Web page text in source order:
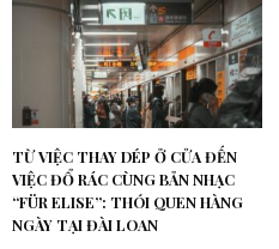
TỪ VIỆC THAY DÉP Ở CỬA ĐẾN
VIỆC ĐỔ RÁC CÙNG BẢN NHẠC
“FÜR ELISE”: THÓI QUEN HÀNG
NGÀY TẠI ĐÀI LOAN